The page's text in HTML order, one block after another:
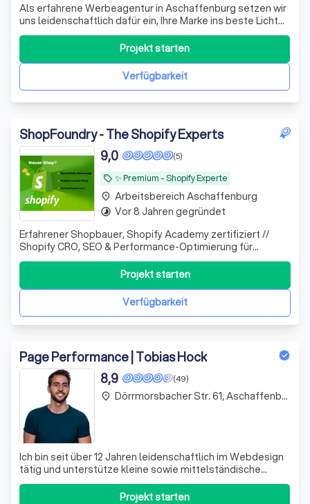
Als erfahrene Werbeagentur in Aschaffenburg setzen wir
uns leidenschaftlich dafür ein, Ihre Marke ins beste Licht
zu rücken. Wir verstehen, dass eine ansprechende
Website nicht nur ein digitales Schaufenster ist, sondern
auch entscheidend für den Erfolg Ihres Unternehmens. Mit
über zwei JahrzehntenVerfügbarkeit
Projekt starten
ShopFoundry - The Shopify Experts
local_offer ✨️ Premium - Shopify Experte
(5)
9,0
Erfahrener Shopbauer, Shopify Academy zertifiziert //
Shopify CRO, SEO & Performance-Optimierung für
Unternehmen, die mehr Umsatz aus bestehendem Traffic
Verfügbarkeit
Projekt starten
place Arbeitsbereich Aschaffenburg
timelapse Vor 8 Jahren gegründet
Page Performance | Tobias Hock
(49)
8,9
Ich bin seit über 12 Jahren leidenschaftlich im Webdesign
tätig und unterstütze kleine sowie mittelständische
Unternehmen und Selbstständige dabei, ihre Online-
Präsenz zu optimieren oder neu zu gestalten. Mein Fokus
Projekt starten
place Dörrmorsbacher Str. 61, Aschaffenburg